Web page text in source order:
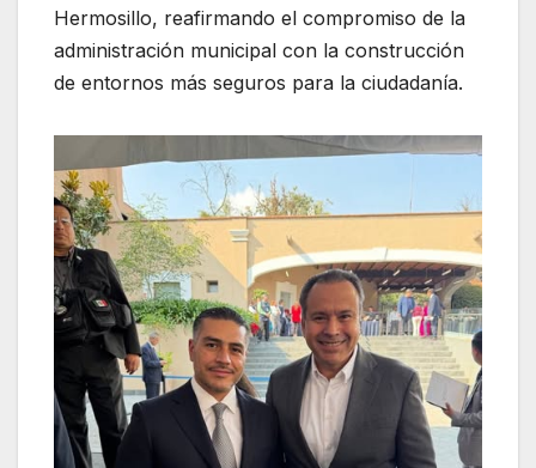
Hermosillo, reafirmando el compromiso de la
administración municipal con la construcción
de entornos más seguros para la ciudadanía.